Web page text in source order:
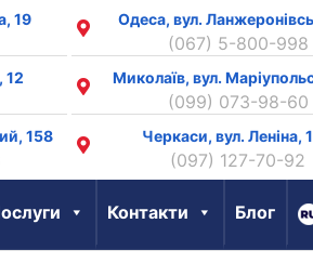
19 Одеса, вул.
(067) 5-800-998
12 Миколаїв, вул.
(099) 073-98-60
158 Черкаси, вул. Леніна,
(097) 127-70-92
Контакти Блог